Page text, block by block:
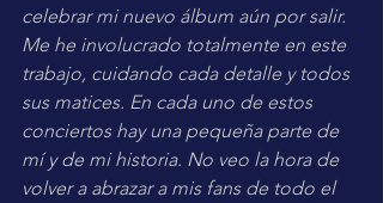
celebrar mi nuevo álbum aún por salir.
Me he involucrado totalmente en este
trabajo, cuidando cada detalle y todos
sus matices. En cada uno de estos
conciertos hay una pequeña parte de
mí y de mi historia. No veo la hora de
volver a abrazar a mis fans de todo el